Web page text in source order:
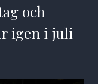
och
igen i juli